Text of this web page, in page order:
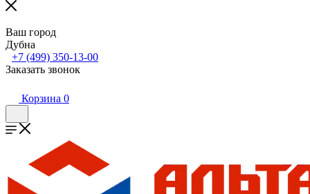
Ваш город
Дубна
+7 (499) 350-13-00
Заказать звонок
Корзина 0